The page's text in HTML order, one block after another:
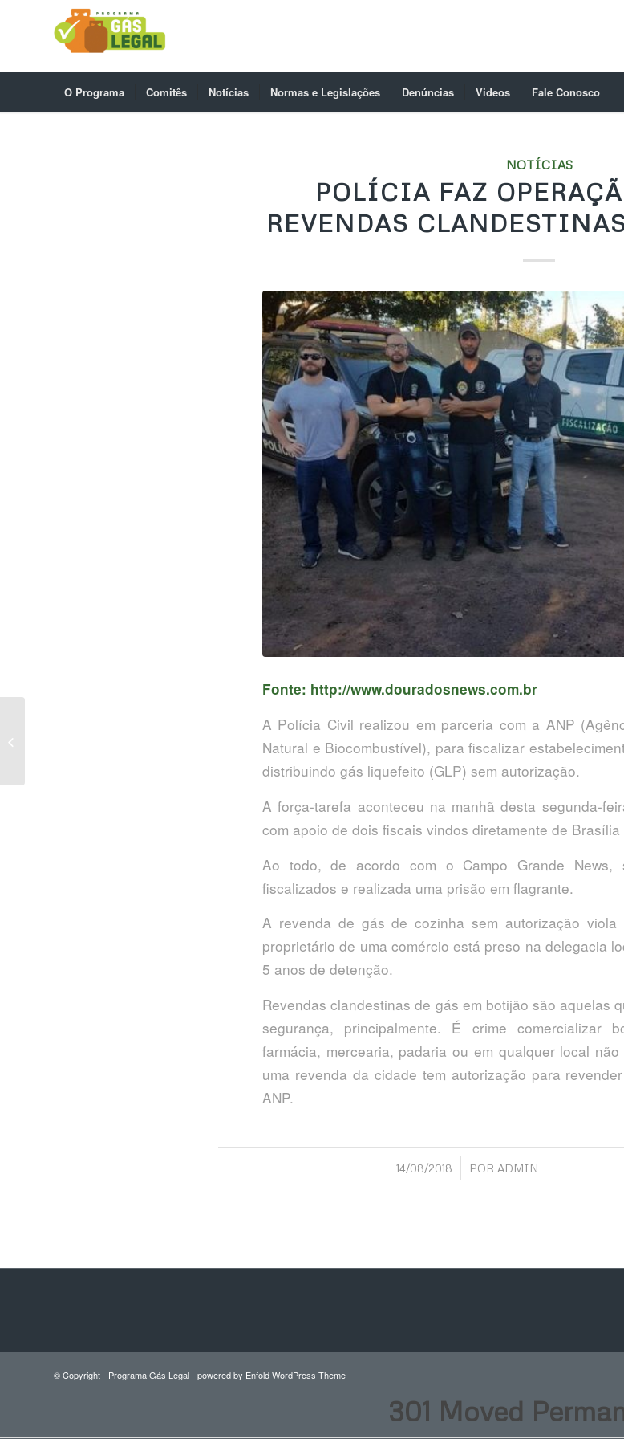
O Programa Comitês Notícias Normas e Legislações Denúncias Videos Fale Conosco
NOTÍCIAS
POLÍCIA FAZ
REVENDAS
Fonte: http://www.douradosnews.com.br
A Polícia Civil realizou em parceria com a ANP
Natural e Biocombustível), para fiscalizar
distribuindo gás liquefeito (GLP) sem autorização.
A força-tarefa aconteceu na manhã desta segunda-
com apoio de dois fiscais vindos diretamente de Brasília
Ao todo, de acordo com o Campo Grande News,
fiscalizados e realizada uma prisão em flagrante.
A revenda de gás de cozinha sem autorização
proprietário de uma comércio está preso na delegacia
5 anos de detenção.
Revendas clandestinas de gás em botijão são aquelas
segurança, principalmente. É crime comercializar
farmácia, mercearia, padaria ou em qualquer local
uma revenda da cidade tem autorização para
ANP.
14/08/2018
/ POR ADMIN
© Copyright - Programa Gás Legal- powered by Enfold WordPress Theme
301 Moved